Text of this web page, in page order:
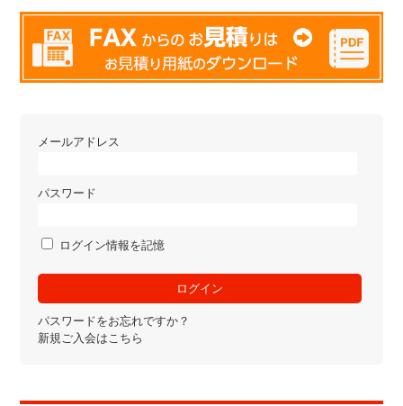
メールアドレス
パスワード
ログイン情報を記憶
パスワードをお忘れですか？
新規ご入会はこちら